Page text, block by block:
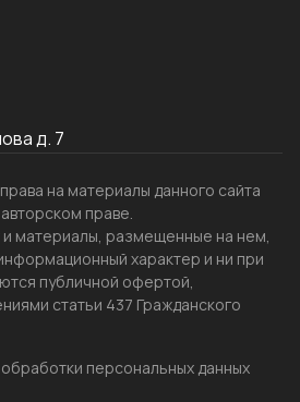
д. 7
на материалы данного сайта
праве.
материалы, размещенные на нем,
характер и ни при
публичной офертой,
статьи 437 Гражданского
персональных данных